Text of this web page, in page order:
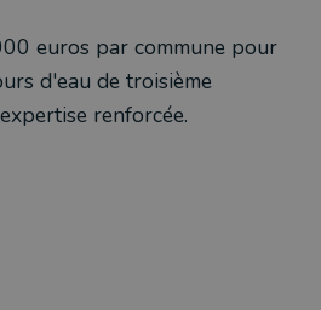
euros par commune pour
d'eau de troisième
renforcée.